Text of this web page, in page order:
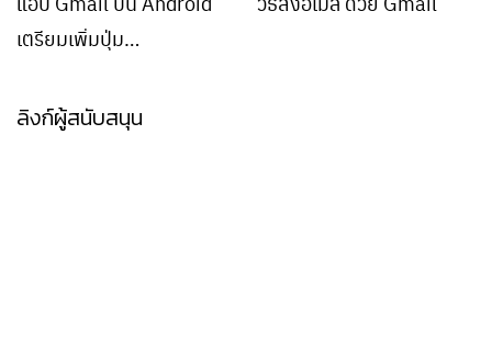
เตรียมเพิ่มปุ่ม
สมาชิกจากสแปมได้ง่ายขึ้น
ลิงก์ผู้สนับสนุน